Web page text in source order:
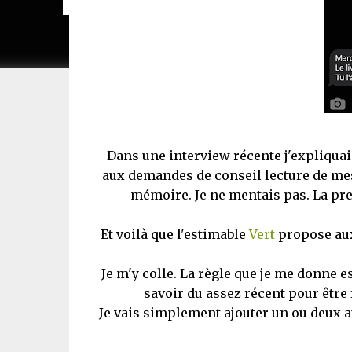
Dans une interview récente
aux demandes de conseil lecture de
mémoire. Je ne mentais pas. La
Et voilà que l'estimableVertpropose
Je m'y colle. La règle que je me donne
savoir du assez récent pour
Je vais simplement ajouter un ou deux